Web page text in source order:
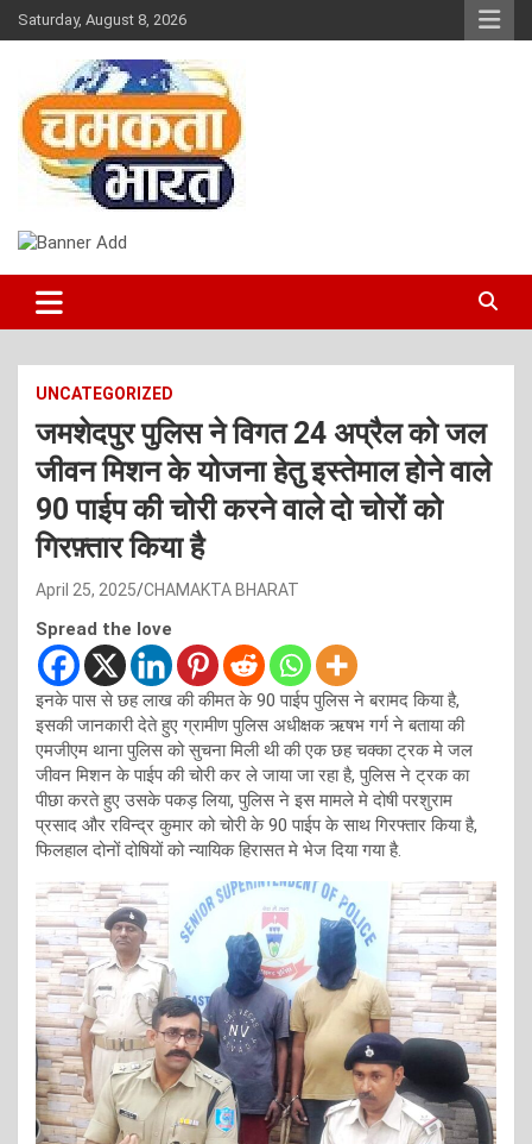
Skip
to
Saturday, August 8, 2026
CHAMAKTA BHARAT
UNCATEGORIZED
जमशेदपुर पुलिस ने विगत 24 अप्रैल को जल
जीवन मिशन के योजना हेतु इस्तेमाल होने वाले
90 पाईप की चोरी करने वाले दो चोरों को
गिरफ़्तार किया है
April 25, 2025 CHAMAKTA BHARAT
Spread the love
इनके पास से छह लाख की कीमत के 90 पाईप पुलिस ने बरामद किया है,
इसकी जानकारी देते हुए ग्रामीण पुलिस अधीक्षक ऋषभ गर्ग ने बताया की
एमजीएम थाना पुलिस को सुचना मिली थी की एक छह चक्का ट्रक मे जल
जीवन मिशन के पाईप की चोरी कर ले जाया जा रहा है, पुलिस ने ट्रक का
पीछा करते हुए उसके पकड़ लिया, पुलिस ने इस मामले मे दोषी परशुराम
प्रसाद और रविन्द्र कुमार को चोरी के 90 पाईप के साथ गिरफ्तार किया है,
फिलहाल दोनों दोषियों को न्यायिक हिरासत मे भेज दिया गया है.